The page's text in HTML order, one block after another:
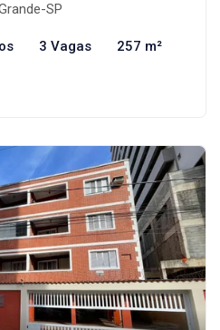
SP
3 Vagas 257 m²